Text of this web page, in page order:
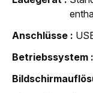
Anschlüsse
Betriebssystem